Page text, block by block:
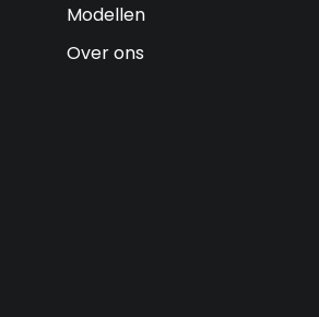
Modellen
Over ons